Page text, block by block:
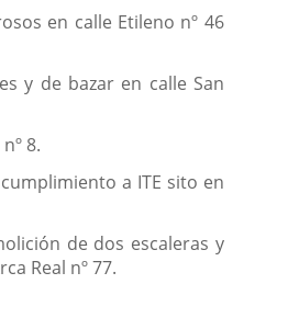
en calle Etileno nº 46
y de bazar en calle San
8.
a ITE sito en
de dos escaleras y
Real nº 77.